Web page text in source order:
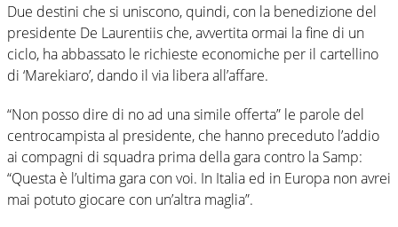
Due destini che si uniscono, quindi, con la benedizione del
presidente De Laurentiis che, avvertita ormai la fine di un
ciclo, ha abbassato le richieste economiche per il cartellino
di ‘Marekiaro’, dando il via libera all’affare.
“Non posso dire di no ad una simile offerta” le parole del
centrocampista al presidente, che hanno preceduto l’addio
ai compagni di squadra prima della gara contro la Samp:
“Questa è l’ultima gara con voi. In Italia ed in Europa non avrei
mai potuto giocare con un’altra maglia”.